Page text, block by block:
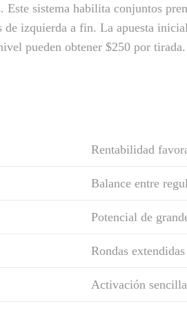
Este sistema habilita conjuntos
izquierda a fin. La apuesta
pueden obtener $250 por tirada.
Rentabilidad
Balance entre
Potencial de
Rondas
Activación